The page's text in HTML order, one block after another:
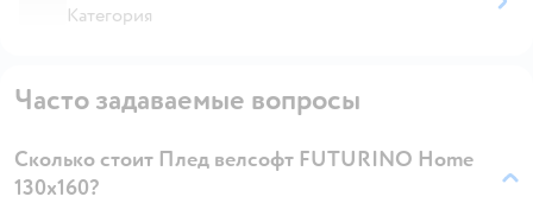
Категория
Часто задаваемые вопросы
Сколько стоит Плед велсофт FUTURINO Home
130х160?